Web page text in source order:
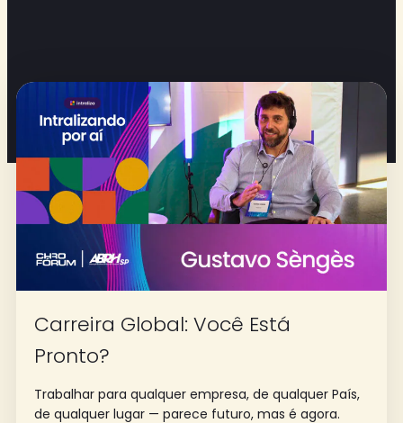
Carreira Global: Você Está
Pronto?
Trabalhar para qualquer empresa, de qualquer País,
de qualquer lugar — parece futuro, mas é agora.